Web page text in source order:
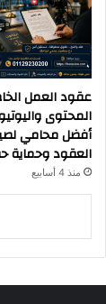
عقود العمل
المحتوى
أفضل محامي
العقود وحماية
منذ 4 أسابيع